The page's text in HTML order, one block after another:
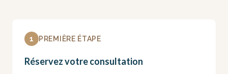
1 PREMIÈRE ÉTAPE
Réservez votre consultation